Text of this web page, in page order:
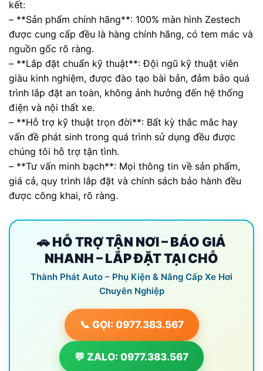
kết:
– **Sản phẩm chính hãng**: 100% màn hình Zestech
được cung cấp đều là hàng chính hãng, có tem mác và
nguồn gốc rõ ràng.
– **Lắp đặt chuẩn kỹ thuật**: Đội ngũ kỹ thuật viên
giàu kinh nghiệm, được đào tạo bài bản, đảm bảo quá
trình lắp đặt an toàn, không ảnh hưởng đến hệ thống
điện và nội thất xe.
– **Hỗ trợ kỹ thuật trọn đời**: Bất kỳ thắc mắc hay
vấn đề phát sinh trong quá trình sử dụng đều được
chúng tôi hỗ trợ tận tình.
– **Tư vấn minh bạch**: Mọi thông tin về sản phẩm,
giá cả, quy trình lắp đặt và chính sách bảo hành đều
được công khai, rõ ràng.
🚗 HỖ TRỢ TẬN NƠI – BÁO GIÁ
NHANH – LẮP ĐẶT TẠI CHỖ
Thành Phát Auto – Phụ Kiện & Nâng Cấp Xe Hơi
Chuyên Nghiệp
📞 GỌI: 0977.383.567
💬 ZALO: 0977.383.567